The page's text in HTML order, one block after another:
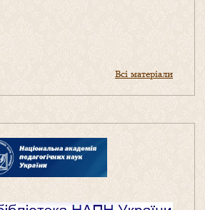
Всі матеріали